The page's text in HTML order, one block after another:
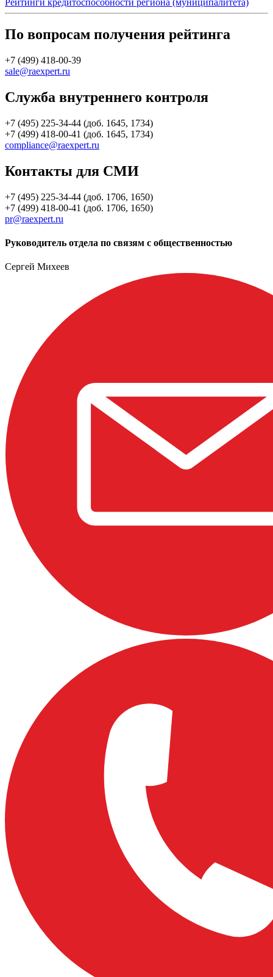
Рейтинги кредитоспособности региона (муниципалитета)
По вопросам получения рейтинга
+7 (499) 418-00-39
sale@raexpert.ru
Служба внутреннего контроля
+7 (495) 225-34-44 (доб. 1645, 1734)
+7 (499) 418-00-41 (доб. 1645, 1734)
compliance@raexpert.ru
Контакты для СМИ
+7 (495) 225-34-44 (доб. 1706, 1650)
+7 (499) 418-00-41 (доб. 1706, 1650)
pr@raexpert.ru
Руководитель отдела по связям с общественностью
Сергей Михеев